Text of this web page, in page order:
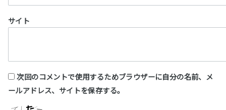
サイト
次回のコメントで使用するためブラウザーに自分の名前、メ
ールアドレス、サイトを保存する。